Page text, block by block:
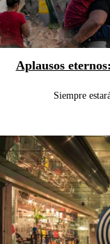
Aplausos
Siempre